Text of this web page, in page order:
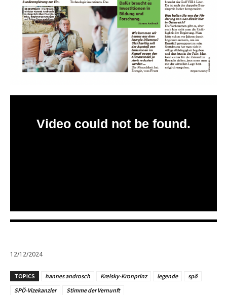
12/12/2024
TOPICS hannes androsch Kreisky-Kronprinz legende
spö
SPÖ-Vizekanzler
Stimme der Vernunft